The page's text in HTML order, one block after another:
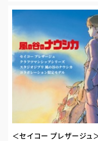
＜セイコー プレザージュ